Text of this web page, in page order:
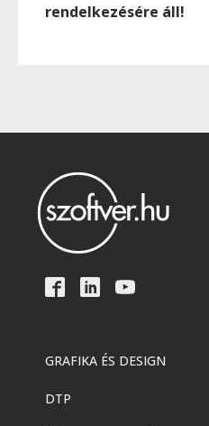
rendelkezésére áll!
GRAFIKA ÉS DESIGN
DTP